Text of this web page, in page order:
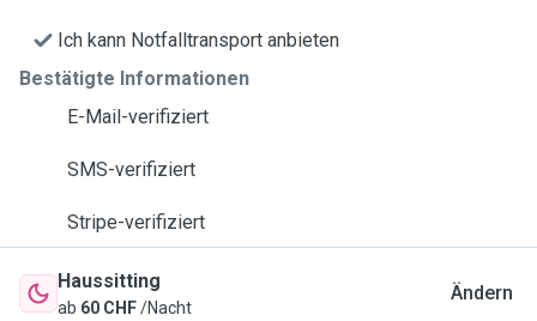
Ich kann Notfalltransport anbieten
Bestätigte Informationen
E-Mail-verifiziert
SMS-verifiziert
Stripe-verifiziert
Haussitting
ab 60 CHF/Nacht
Ändern